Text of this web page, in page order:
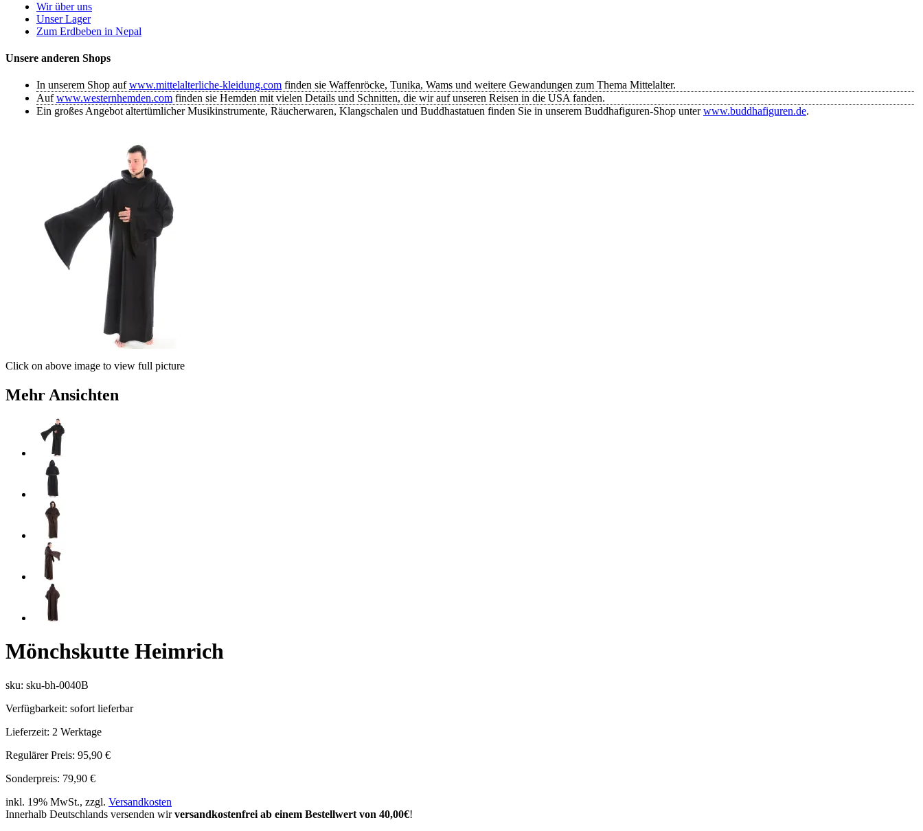
Schürze Dankrat
inkl. 19% MwSt., zzgl.
Tasche Iring
inkl. 19% MwSt., zzgl.Versandkosten
Cotte Hadubrand
52,90 €
inkl. 19% MwSt., zzgl.
Versandkosten
Wir über uns
Unser Lager
Zum Erdbeben in Nepal
Unsere anderen Shops
In unserem Shop aufwww.mittelalterliche-kleidung.com finden sie Waffenröcke, Tunika, Wams und weitere Gewandungen zum Thema Mittelalter.
Aufwww.westernhemden.com finden sie Hemden mit vielen Details und Schnitten, die wir auf unseren Reisen in die USA fanden.
Ein großes Angebot altertümlicher Musikinstrumente, Räucherwaren, Klangschalen und Buddhastatuen finden Sie in unserem Buddhafiguren-Shop unterwww.buddhafiguren.de.
Click on above image to view full picture
Mehr Ansichten
Mönchskutte Heimrich
sku: sku-bh-0040B
Verfügbarkeit: sofort lieferbar
Lieferzeit: 2 Werktage
Regulärer Preis: 95,90 €
Sonderpreis: 79,90 €
inkl. 19% MwSt., zzgl. Versandkosten
Innerhalb Deutschlands versenden wirversandkostenfrei ab einem Bestellwert von 40,00€!